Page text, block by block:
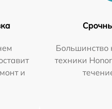
и
Большинство
техники